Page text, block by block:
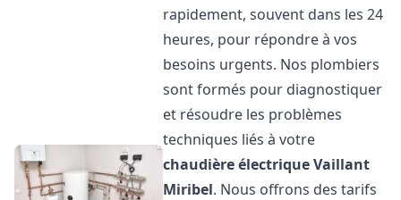
rapidement, souvent dans les 24
heures, pour répondre à vos
besoins urgents. Nos plombiers
sont formés pour diagnostiquer
et résoudre les problèmes
techniques liés à votre
chaudière électrique Vaillant
Miribel. Nous offrons des tarifs